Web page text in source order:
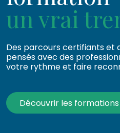
un vrai
Des parcours certifiants et
pensés avec des
votre rythme et faire
Découvrir les formations